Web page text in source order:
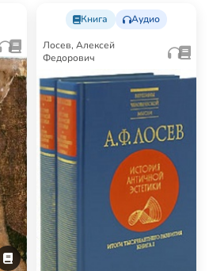
Книга Аудио
Лосев, Алексей
Федорович